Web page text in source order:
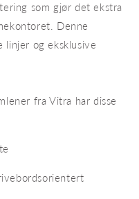
som gjør det ekstra
Denne
linjer og eksklusive
fra Vitra har disse